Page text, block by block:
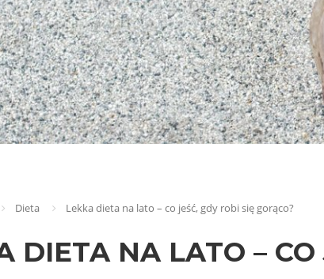
Dieta Lekka dieta na lato – co jeść, gdy robi się gorąco?
DIETA NA LATO – CO